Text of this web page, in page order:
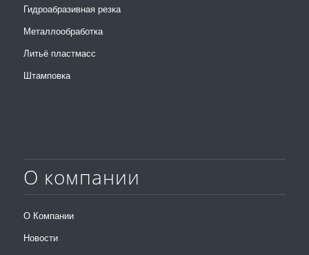
Гидроабразивная резка
Металлообработка
Литьё пластмасс
Штамповка
О компании
О Компании
Новости